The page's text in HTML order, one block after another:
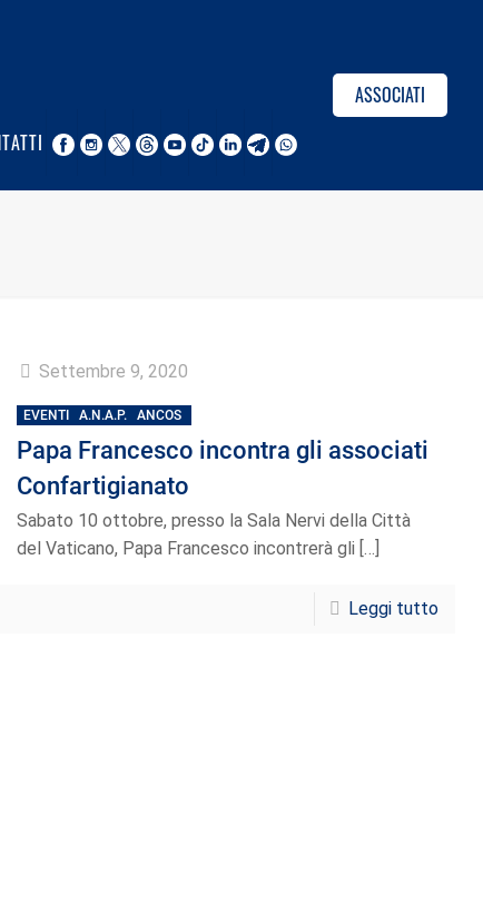
ASSOCIATI
Settembre 9, 2020
EVENTI A.N.A.P. ANCOS
Papa Francesco incontra gli associati
Confartigianato
Sabato 10 ottobre, presso la Sala Nervi della Città
del Vaticano, Papa Francesco incontrerà gli […]
Leggi tutto